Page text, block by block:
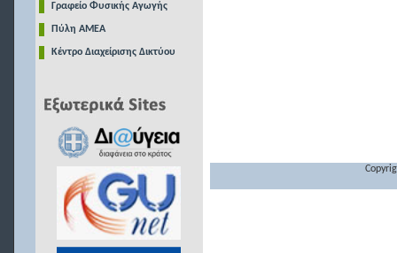
Γραφείο Φυσικής Αγωγής
Πύλη ΑΜΕΑ
Κέντρο Διαχείρισης Δικτύου